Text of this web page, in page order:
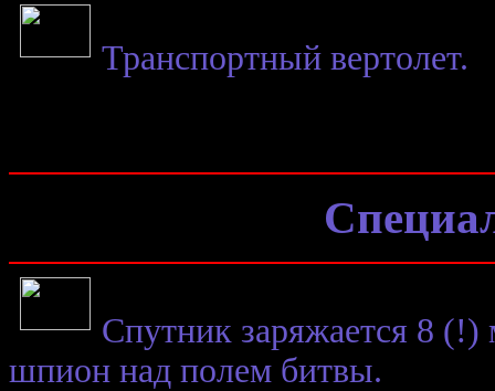
Транспортный вертолет.
Спутник заряжается 8 (!)
шпион над полем битвы.